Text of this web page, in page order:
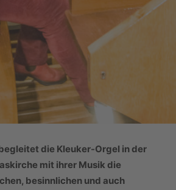
die Kleuker-Orgel in der
mit ihrer Musik die
besinnlichen und auch